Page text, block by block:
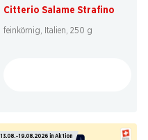
Citterio Salame Strafino
feinkörnig, Italien, 250 g
13.08.–19.08.2026 in Aktion